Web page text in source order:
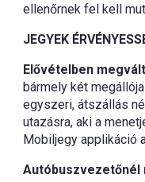
ellenőrnek fel kell
JEGYEK
Elővételben
bármely két
egyszeri, átszállás
utazásra, aki a
Mobiljegy applikáció